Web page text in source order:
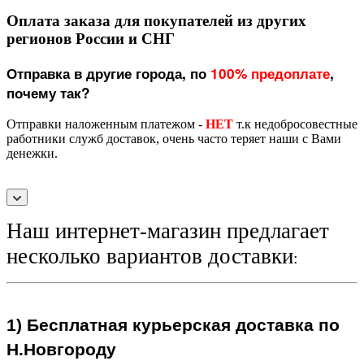
Оплата заказа для покупателей из других
регионов России и СНГ
Отправка в другие города, по 100% предоплате,
почему так?
Отправки наложенным платежом - НЕТ т.к недобросовестные
работники служб доставок, очень часто теряет наши с Вами
денежки.
Наш интернет-магазин предлагает
несколько вариантов доставки:
1) Бесплатная курьерская доставка по
Н.Новгороду